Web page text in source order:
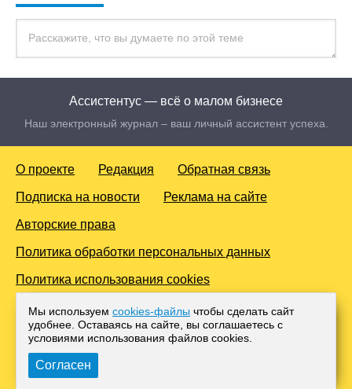
Ассистентус — всё о малом бизнесе
Наш электронный журнал – ваш личный ассистент успеха.
О проекте Редакция Обратная связь
Подписка на новости Реклама на сайте
Авторские права
Политика обработки персональных данных
Политика использования cookies
© 2016-2026 Все права защищены. Для лиц старше 18 лет.
Любое копирование материалов и тиражирование в сети
Интернет, либо печатных изданиях без согласования с
Администрацией проекта, преследуется законом.
Мы используем cookies-файлы чтобы сделать сайт
удобнее. Оставаясь на сайте, вы соглашаетесь с
условиями использования файлов cооkies.
Согласен